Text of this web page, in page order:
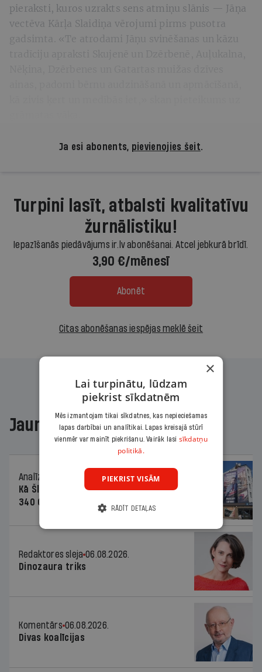
pieraksti, kuros uzrakts sens atmiņu slānis — Jāņa
vectēva Kārļa Slaidiņa vērojumi pirms pusotra
gadsimta. «Te atrodami Jāņu svinēšanas un kāzu
Ja esi abonents, pievienojies šeit.
Turpini lasīt, atbalsti kvalitatīvu
žurnālistiku!
Iepazīšanās piedāvājums ir.lv abonēšanai. Atcel jebkurā brīdī.
3,90 €/mēnesī
Abonēt
Citas abonēšanas iespējas meklē šeit
Jaunākajā žurnālā
Analīze
Kā Šlesera partija palika nesodīta par
340 000 vērtu reklāmas kampaņu
Redaktores sleja 06.08.2026.
Dinozaura triks
Komentārs 06.08.2026.
Divas koalīcijas
×
Lai turpinātu, lūdzam
piekrist sīkdatnēm
Mēs izmantojam tikai sīkdatnes, kas nepieciešamas
lapas darbībai un analītikai. Lapas kreisajā stūrī
vienmēr var mainīt piekrišanu. Vairāk lasi sīkdatņu
politikā.
PIEKRIST VISĀM
RĀDĪT DETAĻAS